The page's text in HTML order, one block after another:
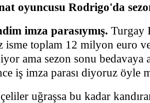
oyuncusu Rodrigo'da
imza parasıymış. Turgay
isme toplam 12 milyon euro
ama sezon sonu bedavaya
iş imza parası diyoruz öyle
uğraşsa bu kadar